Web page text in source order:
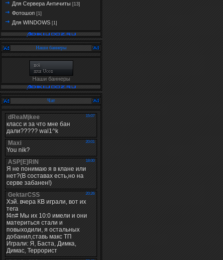
Для Сервера Античиты [13]
Фотошоп [1]
Для WINDOWS [1]
Наши баннеры
Наши баннеры
Чат